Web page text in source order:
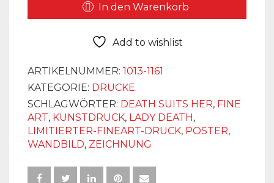
In den Warenkorb
Add to wishlist
ARTIKELNUMMER: 1013-1161
KATEGORIE: DRUCKE
SCHLAGWÖRTER: DEATH SUITS HER, FINE
ART, KUNSTDRUCK, LADY DEATH,
LIMITIERTER-FINEART-DRUCK, POSTER,
WANDBILD, ZEICHNUNG